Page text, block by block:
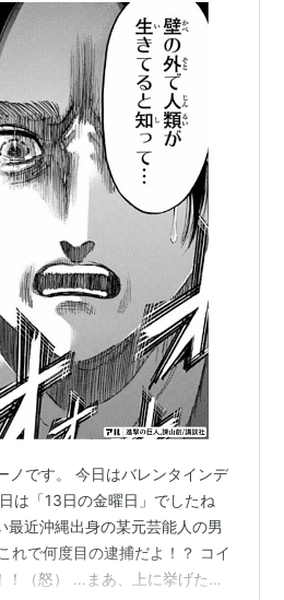
ノです。 今日はバレンタインデ
は「13日の金曜日」でしたね
最近沖縄出身の某元芸能人の男
れで何度目の逮捕だよ！？ コイ
（怒） …まあ、上に挙げた輩